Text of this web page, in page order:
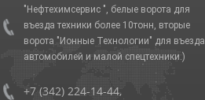
"Нефтехимсервис ", белые ворота для
въезда техники более 10тонн, вторые
ворота "Ионные Технологии" для въезда
автомобилей и малой спецтехники.)
+7 (342) 224-14-44,